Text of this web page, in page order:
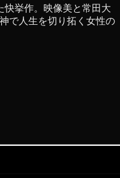
快挙作。映像美と常田大
で人生を切り拓く女性の